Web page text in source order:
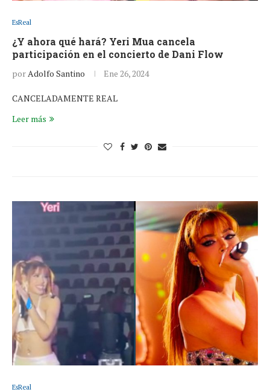
EsReal
¿Y ahora qué hará? Yeri Mua cancela
participación en el concierto de Dani Flow
porAdolfo Santino Ene 26, 2024
CANCELADAMENTE REAL
Leer más
EsReal